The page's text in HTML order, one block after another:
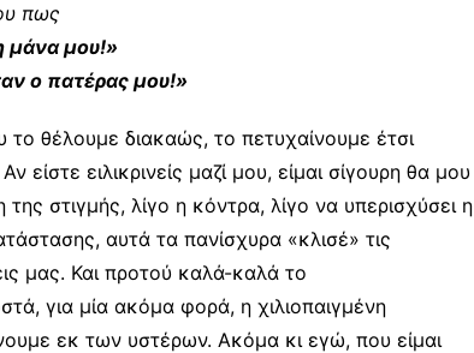
πως
μάνα μου!»
ο πατέρας μου!»
θέλουμε διακαώς, το πετυχαίνουμε έτσι
ειλικρινείς μαζί μου, είμαι σίγουρη θα μου
στιγμής, λίγο η κόντρα, λίγο να υπερισχύσει η
αυτά τα πανίσχυρα «κλισέ» τις
μας. Και προτού καλά-καλά το
για μία ακόμα φορά, η χιλιοπαιγμένη
εκ των υστέρων. Ακόμα κι εγώ, που είμαι